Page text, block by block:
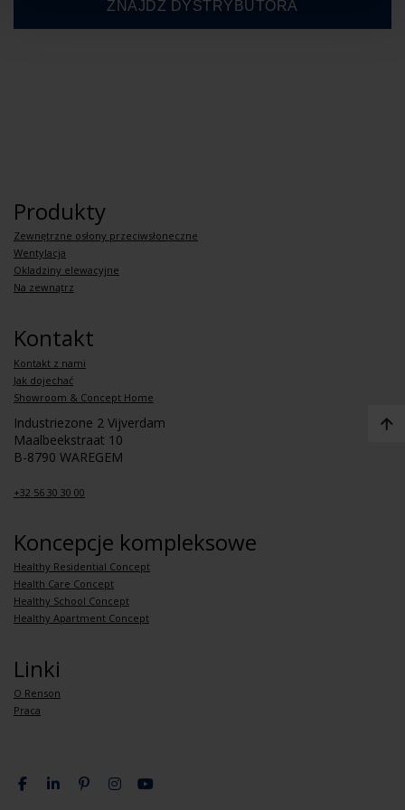
Produkty
Zewnętrzne osłony przeciwsłoneczne
Wentylacja
Okladziny elewacyjne
Na zewnątrz
Kontakt
Kontakt z nami
Jak dojechać
Showroom & Concept Home
Industriezone 2 Vijverdam
Maalbeekstraat 10
B-8790 WAREGEM
+32 56 30 30 00
Koncepcje kompleksowe
Healthy Residential Concept
Health Care Concept
Healthy School Concept
Healthy Apartment Concept
Linki
O Renson
Praca